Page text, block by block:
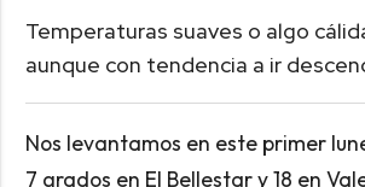
Temperaturas suaves o algo
aunque con tendencia a ir
Nos levantamos en este primer
7 grados en El Bellestar y 18 en